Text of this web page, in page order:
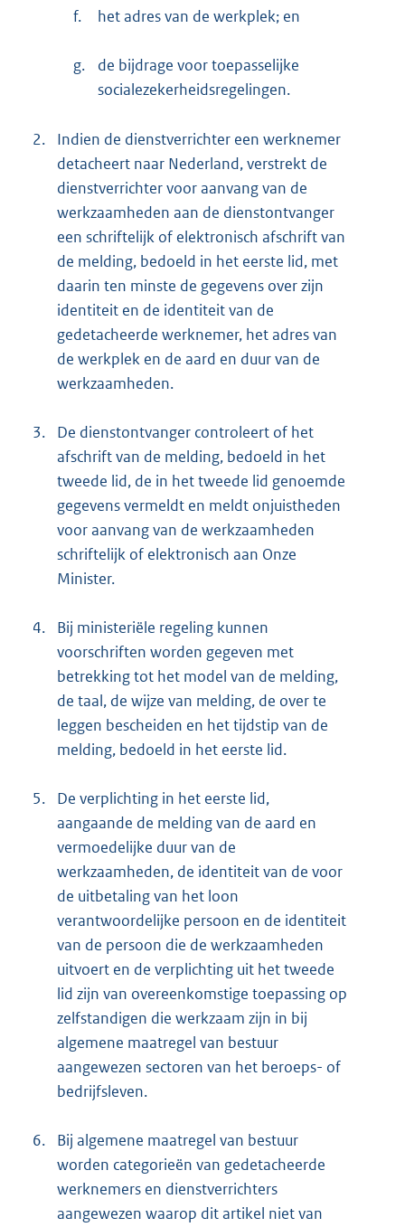
f. het adres van de werkplek; en
g.
de bijdrage voor toepasselijke
socialezekerheidsregelingen.
2.
Indien de dienstverrichter een werknemer
detacheert naar Nederland, verstrekt de
dienstverrichter voor aanvang van de
werkzaamheden aan de dienstontvanger
een schriftelijk of elektronisch afschrift van
de melding, bedoeld in het eerste lid, met
daarin ten minste de gegevens over zijn
identiteit en de identiteit van de
gedetacheerde werknemer, het adres van
de werkplek en de aard en duur van de
werkzaamheden.
3.
De dienstontvanger controleert of het
afschrift van de melding, bedoeld in het
tweede lid, de in het tweede lid genoemde
gegevens vermeldt en meldt onjuistheden
voor aanvang van de werkzaamheden
schriftelijk of elektronisch aan Onze
Minister.
4.
Bij ministeriële regeling kunnen
voorschriften worden gegeven met
betrekking tot het model van de melding,
de taal, de wijze van melding, de over te
leggen bescheiden en het tijdstip van de
melding, bedoeld in het eerste lid.
5.
De verplichting in het eerste lid,
aangaande de melding van de aard en
vermoedelijke duur van de
werkzaamheden, de identiteit van de voor
de uitbetaling van het loon
verantwoordelijke persoon en de identiteit
van de persoon die de werkzaamheden
uitvoert en de verplichting uit het tweede
lid zijn van overeenkomstige toepassing op
zelfstandigen die werkzaam zijn in bij
algemene maatregel van bestuur
aangewezen sectoren van het beroeps- of
bedrijfsleven.
6.
Bij algemene maatregel van bestuur
worden categorieën van gedetacheerde
werknemers en dienstverrichters
aangewezen waarop dit artikel niet van